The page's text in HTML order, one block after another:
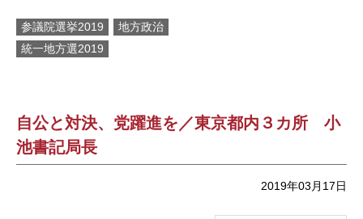
参議院選挙2019
地方政治
統一地方選2019
自公と対決、党躍進を／東京都内３カ所 小
池書記局長
2019年03月17日